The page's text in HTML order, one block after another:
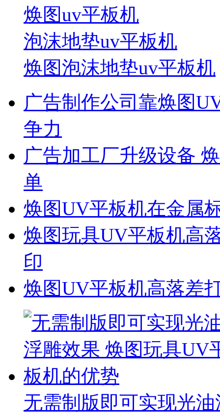
焕图uv平板机
泡沫地垫uv平板机
焕图泡沫地垫uv平板机
广告制作公司靠焕图
争力
广告加工厂升级设备
单
焕图UV平板机在金属
焕图玩具UV平板机高
印
焕图UV平板机高落差
无需制版即可实现光